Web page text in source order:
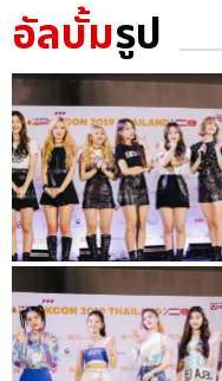
อัลบั้มรูป